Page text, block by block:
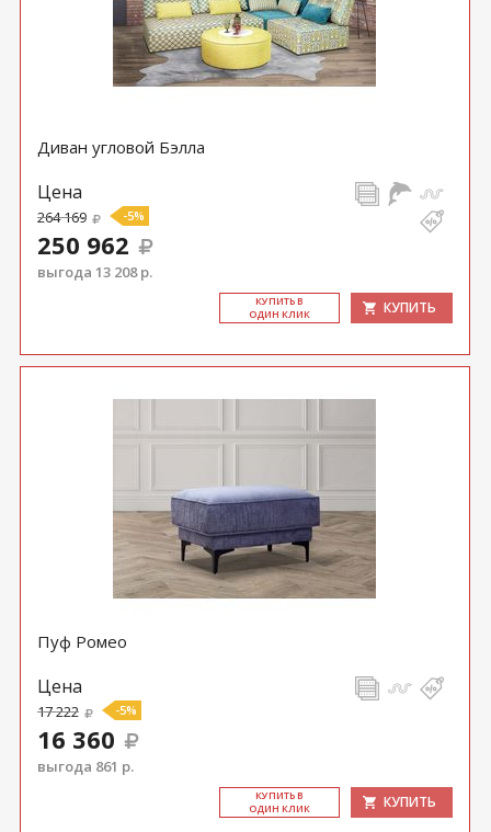
Диван угловой Бэлла
Цена
264 169 -5%
250 962
выгода 13 208 р.
КУ­ПИТЬ В
ОДИН КЛИК
КУПИТЬ
Пуф Ромео
Цена
17 222 -5%
16 360
выгода 861 р.
КУ­ПИТЬ В
ОДИН КЛИК
КУПИТЬ